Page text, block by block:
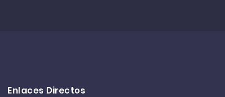
Enlaces Directos